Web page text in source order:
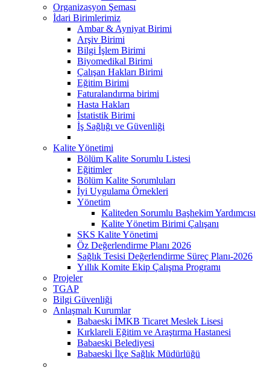
Organizasyon Şeması
İdari Birimlerimiz
Ambar & Ayniyat Birimi
Arşiv Birimi
Bilgi İşlem Birimi
Biyomedikal Birimi
Çalışan Hakları Birimi
Eğitim Birimi
Faturalandırma birimi
Hasta Hakları
İstatistik Birimi
İş Sağlığı ve Güvenliği
Kalite Yönetimi
Bölüm Kalite Sorumlu Listesi
Eğitimler
Bölüm Kalite Sorumluları
İyi Uygulama Örnekleri
Yönetim
Kaliteden Sorumlu Başhekim Yardımcısı
Kalite Yönetim Birimi Çalışanı
SKS Kalite Yönetimi
Öz Değerlendirme Planı 2026
Sağlık Tesisi Değerlendirme Süreç Planı-2026
Yıllık Komite Ekip Çalışma Programı
Projeler
TGAP
Bilgi Güvenliği
Anlaşmalı Kurumlar
Babaeski İMKB Ticaret Meslek Lisesi
Kırklareli Eğitim ve Araştırma Hastanesi
Babaeski Belediyesi
Babaeski İlçe Sağlık Müdürlüğü